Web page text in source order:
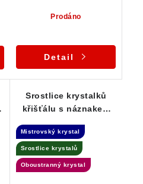
Prodáno
Detail
Srostlice krystalků
křišťálu s náznakem
Mistrovský krystal
Srostlice krystalů
Oboustranný krystal